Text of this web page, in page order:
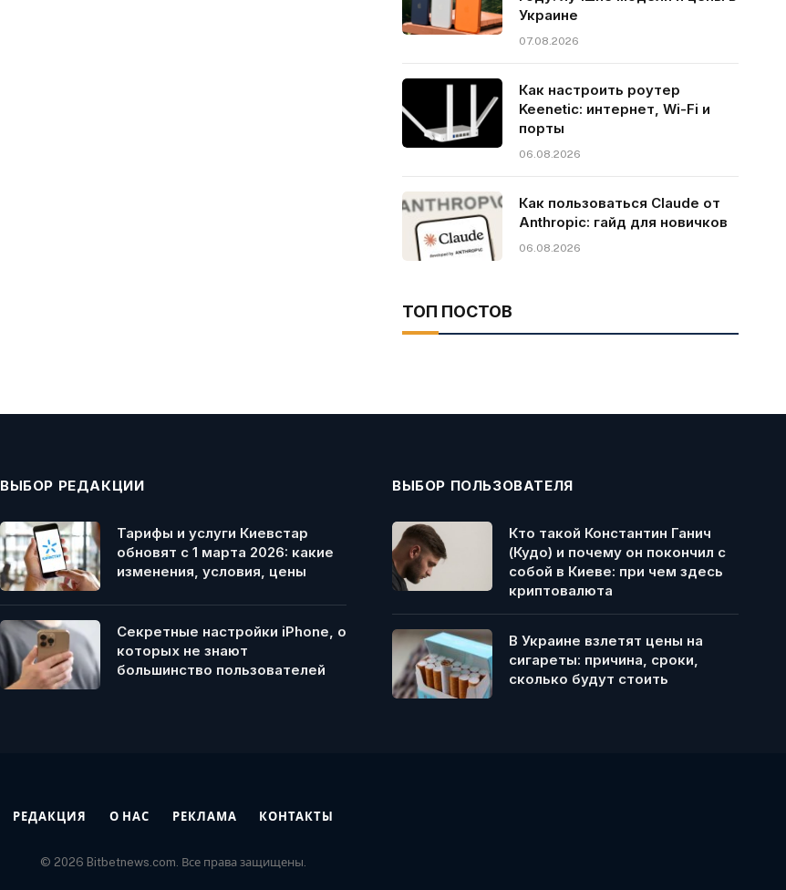
Украине
07.08.2026
Как настроить роутер
Keenetic: интернет, Wi-Fi и
порты
06.08.2026
Как пользоваться Claude от
Anthropic: гайд для новичков
06.08.2026
ТОП ПОСТОВ
ВЫБОР РЕДАКЦИИ
Тарифы и услуги Киевстар
обновят с 1 марта 2026: какие
изменения, условия, цены
Секретные настройки iPhone, о
которых не знают
большинство пользователей
ВЫБОР ПОЛЬЗОВАТЕЛЯ
Кто такой Константин Ганич
(Кудо) и почему он покончил с
собой в Киеве: при чем здесь
криптовалюта
В Украине взлетят цены на
сигареты: причина, сроки,
сколько будут стоить
РЕДАКЦИЯ О НАС РЕКЛАМА КОНТАКТЫ
© 2026 Bitbetnews.com. Все права защищены.